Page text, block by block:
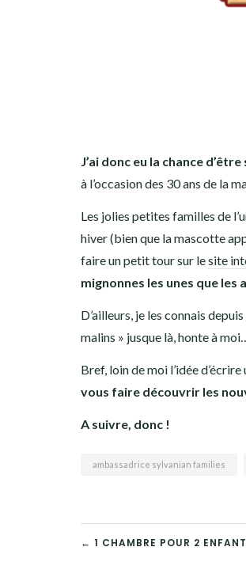
J’ai donc eu la chance
à l’occasion des 30 ans de la
Les jolies petites familles de
hiver (bien que la mascotte
faire un petit tour sur lesite
mignonnes les unes que les
D’ailleurs, je les connais
malins » jusque là, honte à
Bref, loin de moi l’idée
vous faire découvrir les
A suivre, donc !
ambassadrice sylvanian families
← 1 CHAMBRE POUR 2